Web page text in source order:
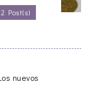
2 Post(s)
nuevos